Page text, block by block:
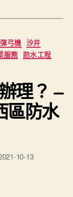
彈弓機 沙井
服務 防水工程
理？ –
區防水
10-13